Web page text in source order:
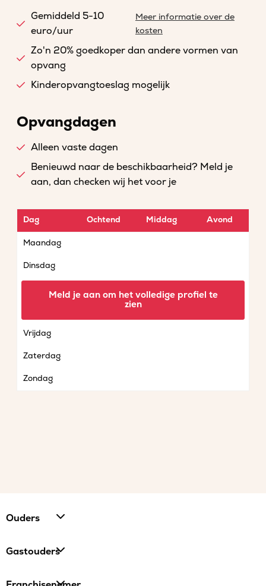
Gemiddeld 5-10
euro/uur
Meer informatie over de
kosten
Zo'n 20% goedkoper dan andere vormen van
opvang
Kinderopvangtoeslag mogelijk
Opvangdagen
Alleen vaste dagen
Benieuwd naar de beschikbaarheid? Meld je
aan, dan checken wij het voor je
Dag Ochtend Middag Avond
Maandag
Dinsdag
Vrijdag
Zaterdag
Zondag
Meld je aan om het volledige profiel te
zien
Ouders
Gastouders